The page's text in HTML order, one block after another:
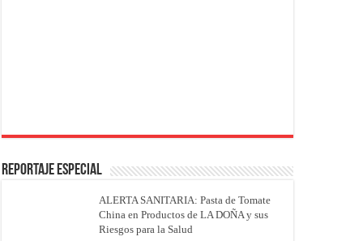
REPORTAJE ESPECIAL
ALERTA SANITARIA: Pasta de Tomate
China en Productos de LA DOÑA y sus
Riesgos para la Salud